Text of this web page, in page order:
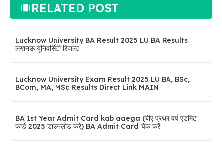
RELATED POST
Lucknow University BA Result 2025 LU BA Results
लखनऊ यूनिवर्सिटी रिजल्ट
Lucknow University Exam Result 2025 LU BA, BSc,
BCom, MA, MSc Results Direct Link MAIN
BA 1st Year Admit Card kab aaega (बीए प्रथम वर्ष एडमिट
कार्ड 2025 डाउनलोड करे) BA Admit Card चेक करें